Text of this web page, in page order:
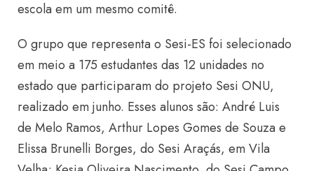
escola em um mesmo comitê.
O grupo que representa o Sesi-ES foi selecionado
em meio a 175 estudantes das 12 unidades no
estado que participaram do projeto Sesi ONU,
realizado em junho. Esses alunos são: André Luis
de Melo Ramos, Arthur Lopes Gomes de Souza e
Elissa Brunelli Borges, do Sesi Araçás, em Vila